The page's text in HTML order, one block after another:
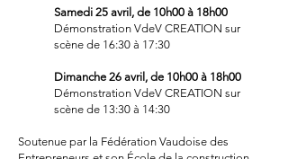
Samedi 25 avril, de 10h00 à 18h00
Démonstration VdeV CREATION sur
scène de 16:30 à 17:30
Dimanche 26 avril, de 10h00 à 18h00
Démonstration VdeV CREATION sur
scène de 13:30 à 14:30
Soutenue par la Fédération Vaudoise des